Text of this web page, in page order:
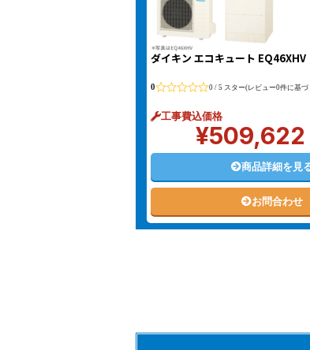
ダイキン エコキュート EQ46XHV
0 0 / 5 スター(レビュー0件に基づ
工事費込価格
¥509,622
商品詳細を見
お問合わせ